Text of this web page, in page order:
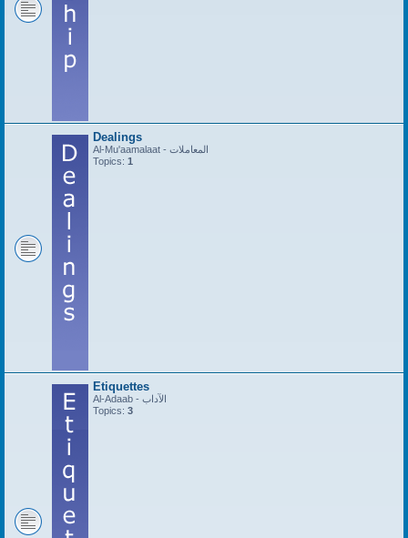
Dealings
Al-Mu'aamalaat - المعاملات
Topics: 1
Etiquettes
Al-Adaab - الآداب
Topics: 3